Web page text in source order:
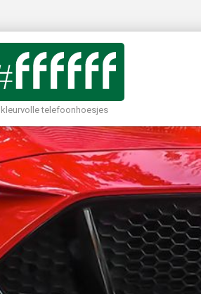
kleurvolle telefoonhoesjes